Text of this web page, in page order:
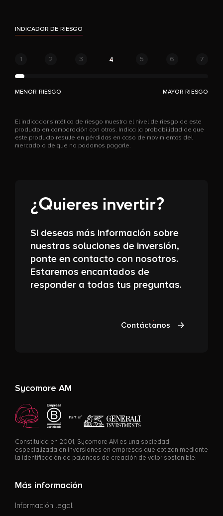
INDICADOR DE RIESGO
1 2 3 4 5 6 7
MENOR RIESGO MAYOR RIESGO
El indicador sintético de riesgo muestra el nivel de riesgo de este
producto en comparación con otros. Indica la probabilidad de que
este producto resulte en pérdidas en caso de movimientos del
mercado o de que no podamos pagarle.
¿Quieres invertir?
Si deseas más información sobre
nuestras soluciones de inversión,
ponte en contacto con nosotros.
Estaremos encantados de
responder a todas tus preguntas.
Contáctanos
Sycomore AM
Constituida en 2001, Sycomore AM es una sociedad
especializada en inversiones en empresas que cotizan mediante
la identificación de palancas de creación de valor sostenible.
Más información
Información legal